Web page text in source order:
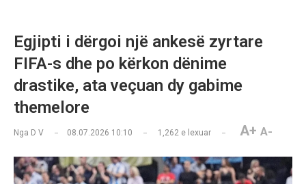
Egjipti i dërgoi një ankesë zyrtare
FIFA-s dhe po kërkon dënime
drastike, ata veçuan dy gabime
themelore
Nga D V 08.07.2026 10:10 1,262 e lexuar A+ A-